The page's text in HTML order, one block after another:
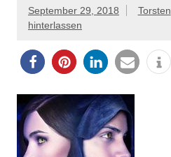
September 29, 2018 Torsten
hinterlassen